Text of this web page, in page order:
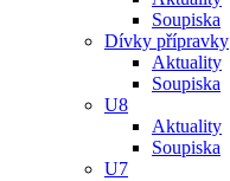
Soupiska
Dívky přípravky
Aktuality
Soupiska
U8
Aktuality
Soupiska
U7